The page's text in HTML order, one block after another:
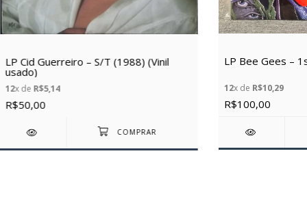
LP Cid Guerreiro – S/T (1988) (Vinil
usado)
12x de R$5,14
R$50,00
LP Bee Gees –
12x de R$10,29
R$100,00